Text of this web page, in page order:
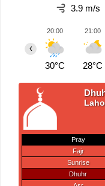
3.9 m/s
20:00
30°C
21:00
28°C
‹